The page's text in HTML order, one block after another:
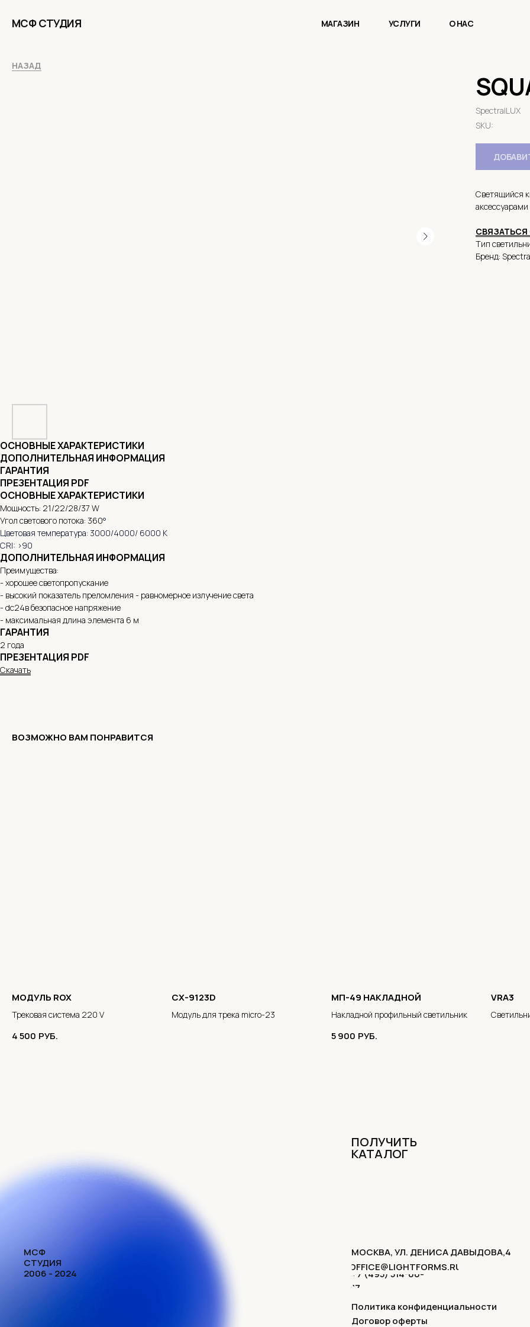
МАГАЗИН УСЛУГИ
МСФ СТУДИЯ О НАС
НАЗАД
SpectralLUX
SKU:
Светящийся
аксессуарами
СВЯЗАТЬСЯ
Тип
Бренд:
ОСНОВНЫЕ ХАРАКТЕРИСТИКИ
ДОПОЛНИТЕЛЬНАЯ ИНФОРМАЦИЯ
ГАРАНТИЯ
ПРЕЗЕНТАЦИЯ PDF
ОСНОВНЫЕ ХАРАКТЕРИСТИКИ
Мощность: 21/22/28/37 W
Угол светового потока: 360°
Цветовая температура: 3000/4000/ 6000 K
CRI: >90
ДОПОЛНИТЕЛЬНАЯ ИНФОРМАЦИЯ
Преимущества:
- хорошее светопропускание
- высокий показатель преломления - равномерное излучение света
- dc24в безопасное напряжение
- максимальная длина элемента 6 м
ГАРАНТИЯ
2 года
ПРЕЗЕНТАЦИЯ PDF
Скачать
ВОЗМОЖНО ВАМ ПОНРАВИТСЯ
МОДУЛЬ ROX
Трековая система 220 V
4 500 РУБ.
CX-9123D
Модуль для трека micro-23
МП-49 НАКЛАДНОЙ
Накладной профильный светильник
5 900 РУБ.
VRA3
МСФ
СТУДИЯ
2006 - 2024
МОСКВА, УЛ. ДЕНИСА ДАВЫДОВА,4
ПОЛУЧИТЬ
КАТАЛОГ
+7 (495) 514-00-
17
OFFICE@LIGHTFORMS.RU
Политика конфиденциальности
Договор оферты